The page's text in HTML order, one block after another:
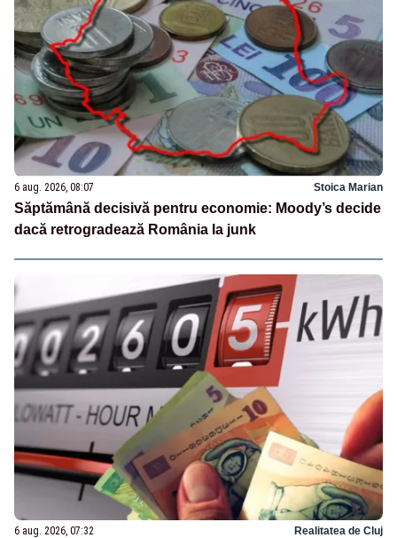
6 aug. 2026, 08:07 Stoica Marian
Săptămână decisivă pentru economie: Moody’s decide
dacă retrogradează România la junk
6 aug. 2026, 07:32 Realitatea de Cluj